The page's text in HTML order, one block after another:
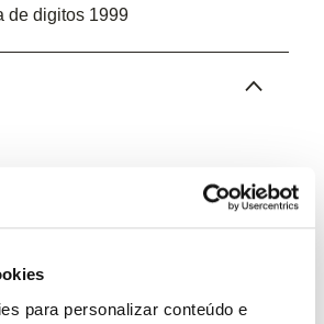
para personalizar conteúdo e
de digitos 1999